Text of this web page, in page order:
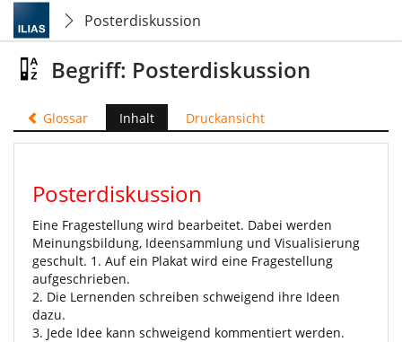
Posterdiskussion
Begriff: Posterdiskussion
Glossar Inhalt Druckansicht
Posterdiskussion
Eine Fragestellung wird bearbeitet. Dabei werden
Meinungsbildung, Ideensammlung und Visualisierung
geschult. 1. Auf ein Plakat wird eine Fragestellung
aufgeschrieben.
2. Die Lernenden schreiben schweigend ihre Ideen
dazu.
3. Jede Idee kann schweigend kommentiert werden.